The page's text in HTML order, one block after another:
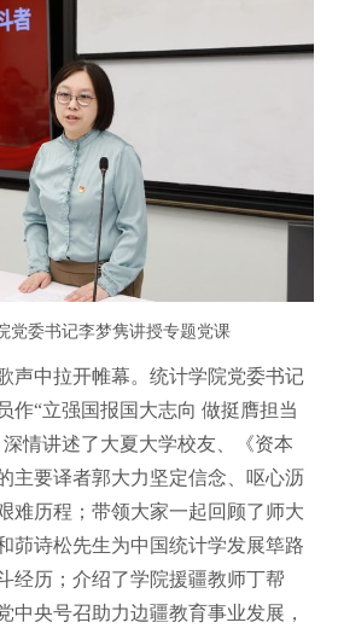
党委书记李梦隽讲授专题党课
声中拉开帷幕。统计学院党委书记
作“立强国报国大志向 做挺膺担当
情讲述了大夏大学校友、《资本
主要译者郭大力坚定信念、呕心沥
难历程；带领大家一起回顾了师大
茆诗松先生为中国统计学发展筚路
经历；介绍了学院援疆教师丁帮
中央号召助力边疆教育事业发展，